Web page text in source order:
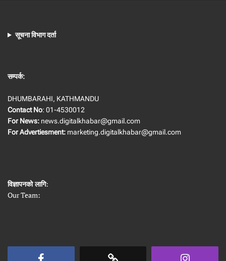
सूचना विभाग दर्ता
सम्पर्क:
DHUMBARAHI, KATHMANDU
Contact No: 01-4530012
For News: news.digitalkhabar@gmail.com
For Advertiesment: marketing.digitalkhabar@gmail.com
विज्ञापनको लागि:
Our Team: